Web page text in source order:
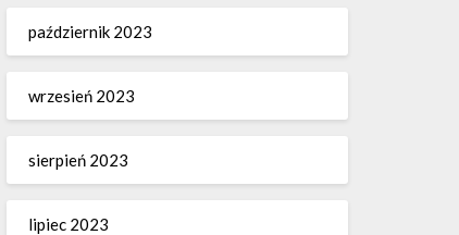
październik 2023
wrzesień 2023
sierpień 2023
lipiec 2023